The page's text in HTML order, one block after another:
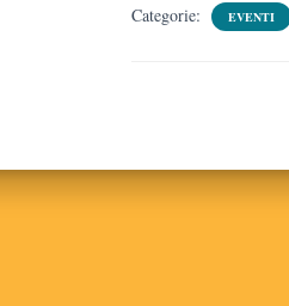
Categorie: EVENTI